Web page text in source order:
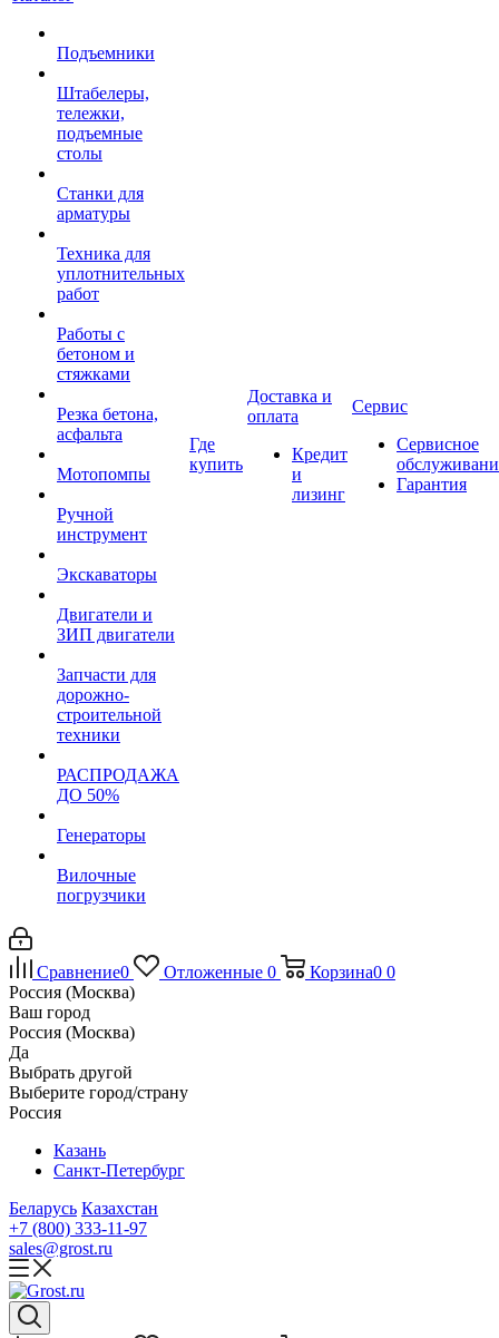
Подъемники
Штабелеры,
тележки,
подъемные
столы
Станки для
арматуры
Техника для
уплотнительных
работ
Работы с
бетоном и
стяжками
Резка бетона,
асфальта
Мотопомпы
Ручной
инструмент
Экскаваторы
Двигатели и
ЗИП двигатели
Запчасти для
дорожно-
строительной
техники
РАСПРОДАЖА
ДО 50%
Генераторы
Вилочные
погрузчики
Где
купить
Доставка и
оплата
Кредит
и
лизинг
Сервис
Сервисное
Гарантия
Сравнение0 Отложенные 0 Корзина0 0
Россия (Москва)
Ваш город
Россия (Москва)
Да
Выбрать другой
Выберите город/страну
Россия
Казань
Санкт-Петербург
Беларусь Казахстан
+7 (800) 333-11-97
sales@grost.ru